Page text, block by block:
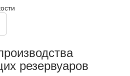
резервуаров